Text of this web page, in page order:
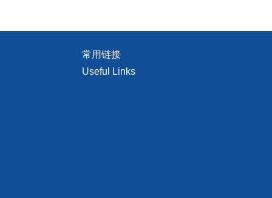
常用链接
Useful Links